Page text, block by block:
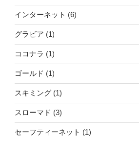
インターネット (6)
グラビア (1)
ココナラ (1)
ゴールド (1)
スキミング (1)
スローマド (3)
セーフティーネット (1)